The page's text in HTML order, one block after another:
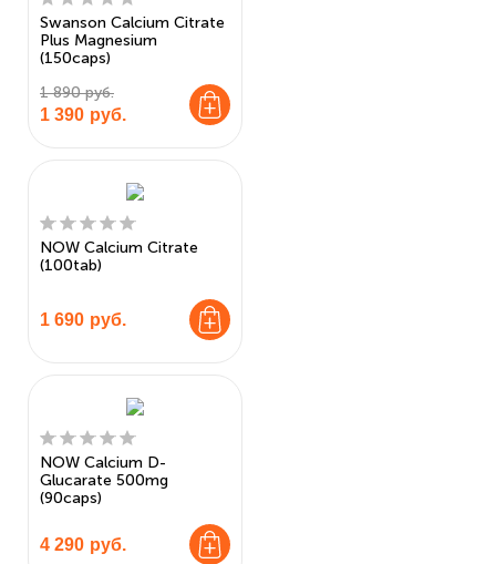
Swanson Calcium Citrate
Plus Magnesium
(150caps)
1 890 руб.
1 390 руб.
NOW Calcium Citrate
(100tab)
1 690 руб.
NOW Calcium D-
Glucarate 500mg
(90caps)
4 290 руб.